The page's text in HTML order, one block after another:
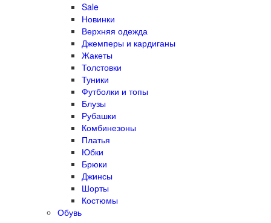
Sale
Новинки
Верхняя одежда
Джемперы и кардиганы
Жакеты
Толстовки
Туники
Футболки и топы
Блузы
Рубашки
Комбинезоны
Платья
Юбки
Брюки
Джинсы
Шорты
Костюмы
Обувь